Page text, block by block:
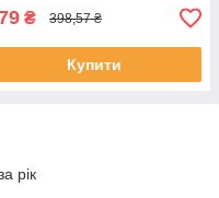
₴ 398,57 ₴
Купити
рік